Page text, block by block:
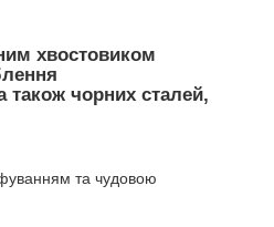
хвостовиком
також чорних сталей,
та чудовою